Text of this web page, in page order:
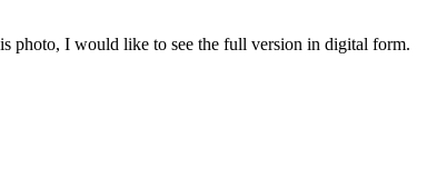
photo, I would like to see the full version in digital form.